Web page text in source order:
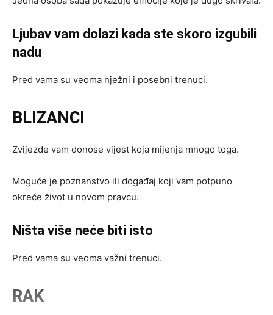
Ljubav vam dolazi kada ste skoro izgubili
nadu
Pred vama su veoma nježni i posebni trenuci.
BLIZANCI
Zvijezde vam donose vijest koja mijenja mnogo toga.
Moguće je poznanstvo ili događaj koji vam potpuno
okreće život u novom pravcu.
Ništa više neće biti isto
Pred vama su veoma važni trenuci.
RAK